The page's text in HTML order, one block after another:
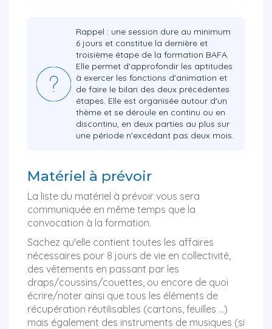
Rappel : une session dure au minimum
6 jours et constitue la dernière et
troisième étape de la formation BAFA.
Elle permet d'approfondir les aptitudes
à exercer les fonctions d'animation et
de faire le bilan des deux précédentes
étapes. Elle est organisée autour d'un
thème et se déroule en continu ou en
discontinu, en deux parties au plus sur
une période n'excédant pas deux mois.
Matériel à prévoir
La liste du matériel à prévoir vous sera
communiquée en même temps que la
convocation à la formation.
Sachez qu'elle contient toutes les affaires
nécessaires pour 8 jours de vie en collectivité,
des vêtements en passant par les
draps/coussins/couettes, ou encore de quoi
écrire/noter ainsi que tous les éléments de
récupération réutilisables (cartons, feuilles ...)
mais également des instruments de musiques (si